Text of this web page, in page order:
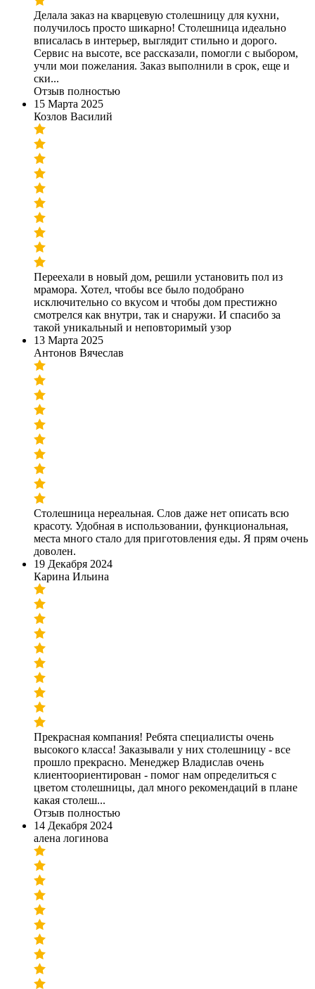
Делала заказ на кварцевую столешницу для кухни,
получилось просто шикарно! Столешница идеально
вписалась в интерьер, выглядит стильно и дорого.
Сервис на высоте, все рассказали, помогли с выбором,
учли мои пожелания. Заказ выполнили в срок, еще и
ски...
Отзыв полностью
15 Марта 2025
Козлов Василий
Переехали в новый дом, решили установить пол из
мрамора. Хотел, чтобы все было подобрано
исключительно со вкусом и чтобы дом престижно
смотрелся как внутри, так и снаружи. И спасибо за
такой уникальный и неповторимый узор
13 Марта 2025
Антонов Вячеслав
Столешница нереальная. Слов даже нет описать всю
красоту. Удобная в использовании, функциональная,
места много стало для приготовления еды. Я прям очень
доволен.
19 Декабря 2024
Карина Ильина
Прекрасная компания! Ребята специалисты очень
высокого класса! Заказывали у них столешницу - все
прошло прекрасно. Менеджер Владислав очень
клиентоориентирован - помог нам определиться с
цветом столешницы, дал много рекомендаций в плане
какая столеш...
Отзыв полностью
14 Декабря 2024
алена логинова